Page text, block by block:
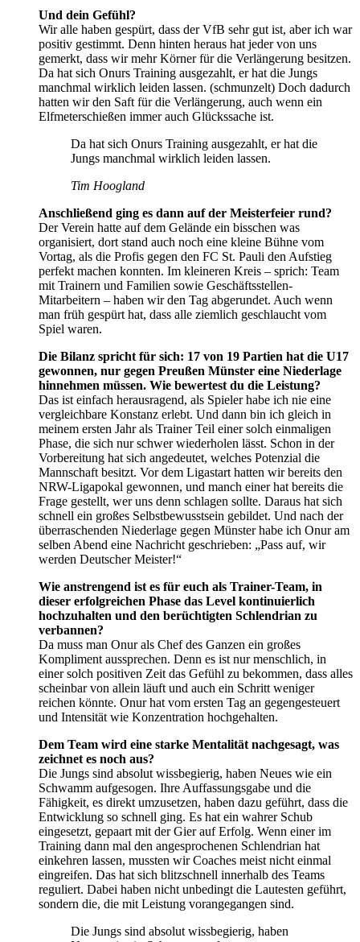
Und dein Gefühl?
Wir alle haben gespürt, dass der VfB sehr gut ist, aber ich war
positiv gestimmt. Denn hinten heraus hat jeder von uns
gemerkt, dass wir mehr Körner für die Verlängerung besitzen.
Da hat sich Onurs Training ausgezahlt, er hat die Jungs
manchmal wirklich leiden lassen. (schmunzelt) Doch dadurch
hatten wir den Saft für die Verlängerung, auch wenn ein
Elfmeterschießen immer auch Glückssache ist.
Da hat sich Onurs Training ausgezahlt, er hat die
Jungs manchmal wirklich leiden lassen.
Tim Hoogland
Anschließend ging es dann auf der Meisterfeier rund?
Der Verein hatte auf dem Gelände ein bisschen was
organisiert, dort stand auch noch eine kleine Bühne vom
Vortag, als die Profis gegen den FC St. Pauli den Aufstieg
perfekt machen konnten. Im kleineren Kreis – sprich: Team
mit Trainern und Familien sowie Geschäftsstellen-
Mitarbeitern – haben wir den Tag abgerundet. Auch wenn
man früh gespürt hat, dass alle ziemlich geschlaucht vom
Spiel waren.
Die Bilanz spricht für sich: 17 von 19 Partien hat die U17
gewonnen, nur gegen Preußen Münster eine Niederlage
hinnehmen müssen. Wie bewertest du die Leistung?
Das ist einfach herausragend, als Spieler habe ich nie eine
vergleichbare Konstanz erlebt. Und dann bin ich gleich in
meinem ersten Jahr als Trainer Teil einer solch einmaligen
Phase, die sich nur schwer wiederholen lässt. Schon in der
Vorbereitung hat sich angedeutet, welches Potenzial die
Mannschaft besitzt. Vor dem Ligastart hatten wir bereits den
NRW-Ligapokal gewonnen, und manch einer hat bereits die
Frage gestellt, wer uns denn schlagen sollte. Daraus hat sich
schnell ein großes Selbstbewusstsein gebildet. Und nach der
überraschenden Niederlage gegen Münster habe ich Onur am
selben Abend eine Nachricht geschrieben: „Pass auf, wir
werden Deutscher Meister!“
Wie anstrengend ist es für euch als Trainer-Team, in
dieser erfolgreichen Phase das Level kontinuierlich
hochzuhalten und den berüchtigten Schlendrian zu
verbannen?
Da muss man Onur als Chef des Ganzen ein großes
Kompliment aussprechen. Denn es ist nur menschlich, in
einer solch positiven Zeit das Gefühl zu bekommen, dass alles
scheinbar von allein läuft und auch ein Schritt weniger
reichen könnte. Onur hat vom ersten Tag an gegengesteuert
und Intensität wie Konzentration hochgehalten.
Dem Team wird eine starke Mentalität nachgesagt, was
zeichnet es noch aus?
Die Jungs sind absolut wissbegierig, haben Neues wie ein
Schwamm aufgesogen. Ihre Auffassungsgabe und die
Fähigkeit, es direkt umzusetzen, haben dazu geführt, dass die
Entwicklung so schnell ging. Es hat ein wahrer Schub
eingesetzt, gepaart mit der Gier auf Erfolg. Wenn einer im
Training dann mal den angesprochenen Schlendrian hat
einkehren lassen, mussten wir Coaches meist nicht einmal
eingreifen. Das hat sich blitzschnell innerhalb des Teams
reguliert. Dabei haben nicht unbedingt die Lautesten geführt,
sondern die, die mit Leistung vorangegangen sind.
Die Jungs sind absolut wissbegierig, haben